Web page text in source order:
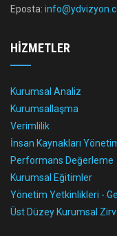
Eposta:
HIZMETLER
Kurumsal Analiz
Kurumsallaşma
Verimlilik
İnsan Kaynakları
Performans Değerleme
Kurumsal Eğitimler
Yönetim Yetkinlikleri -
Üst Düzey Kurumsal